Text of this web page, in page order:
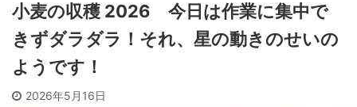
小麦の収穫 2026 今日は作業に集中で
きずダラダラ！それ、星の動きのせいの
ようです！
2026年5月16日